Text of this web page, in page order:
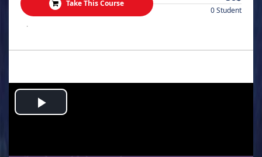
Take This Course
0 Student
.
Play